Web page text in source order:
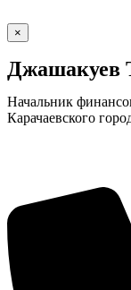
×
Джашакуев
Начальник
Карачаевского